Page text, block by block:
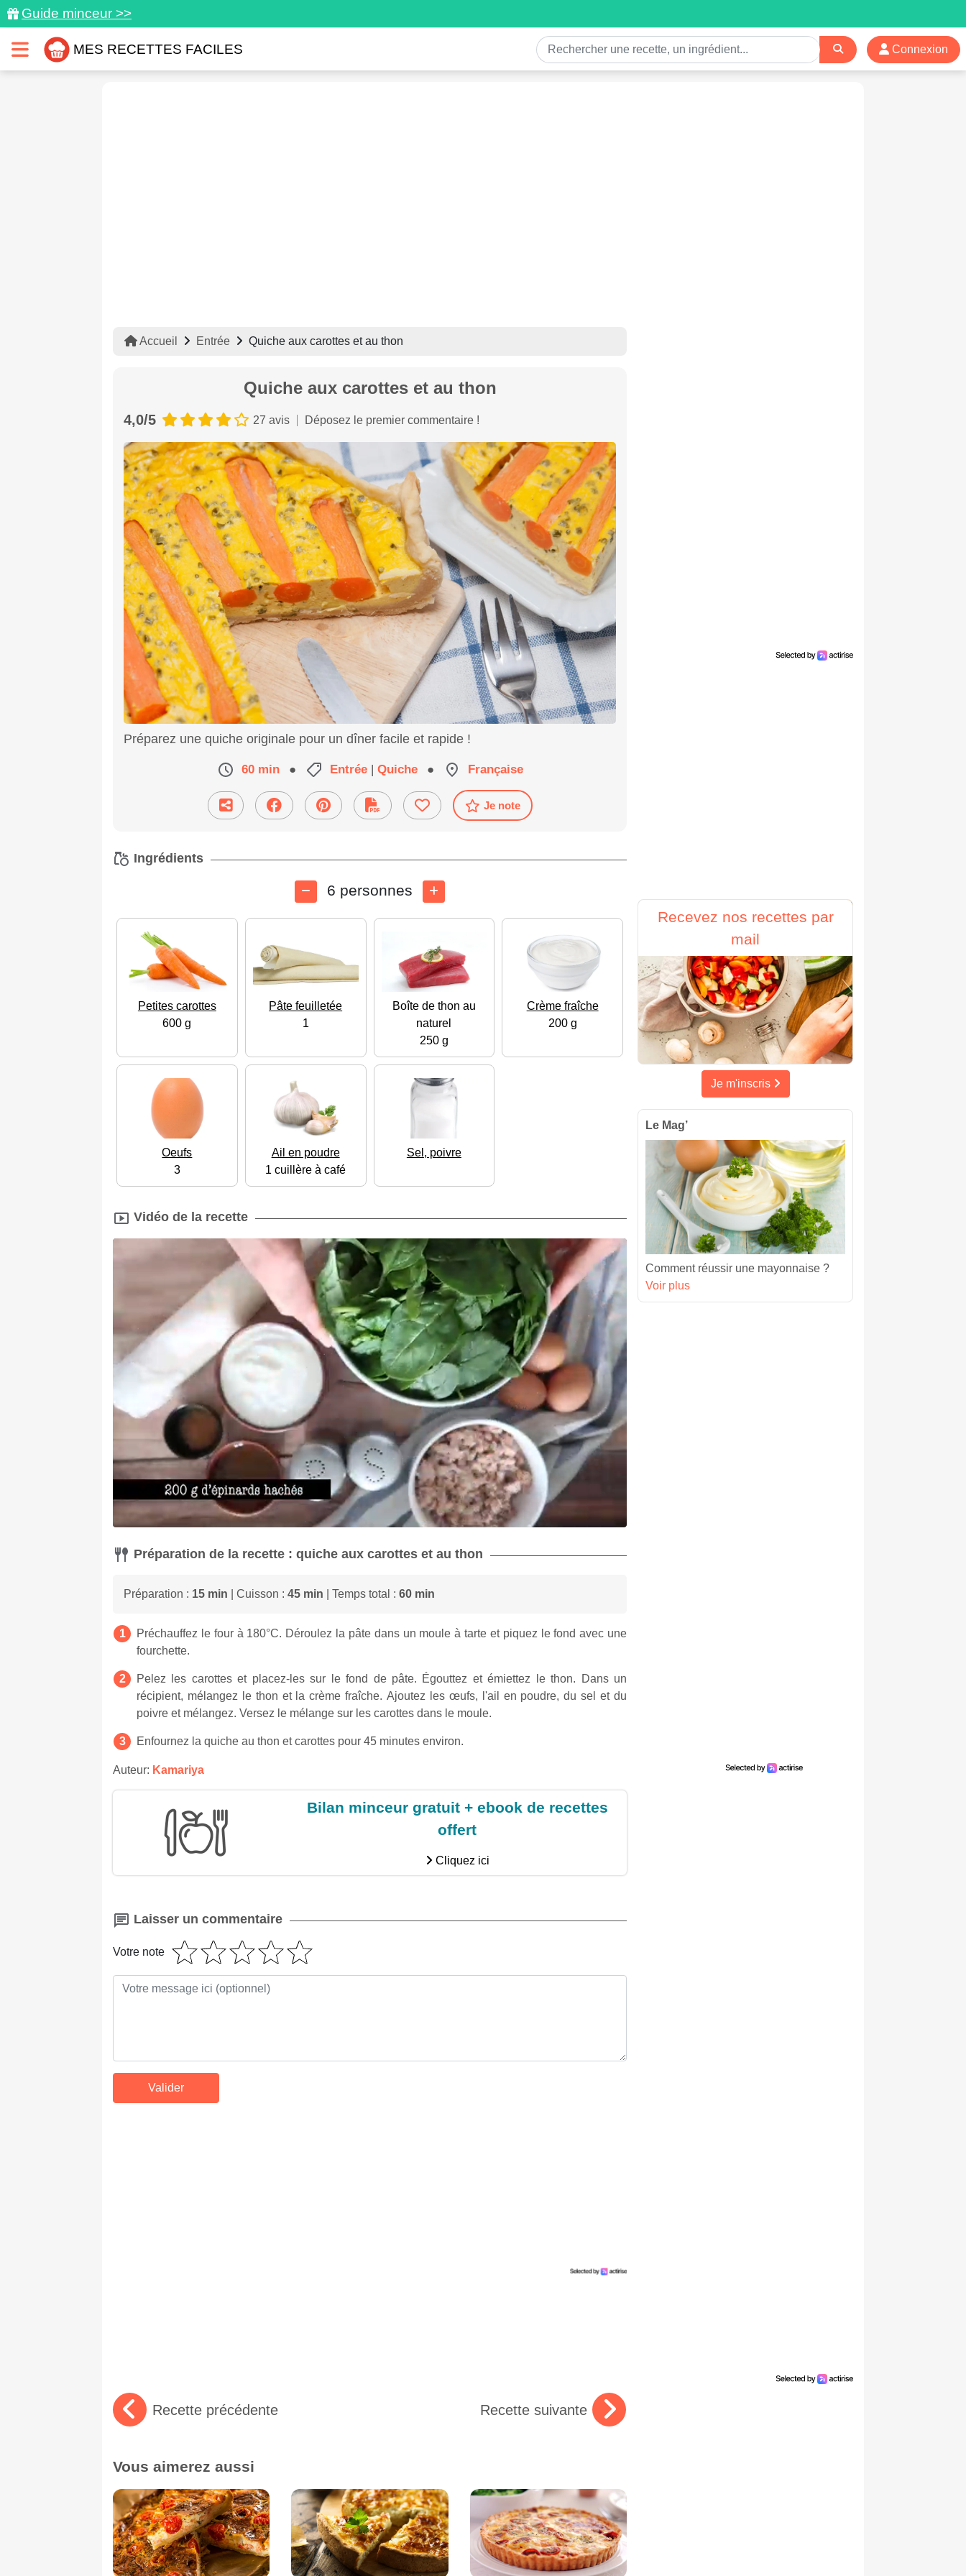
Guide minceur >>
MES RECETTES FACILES Connexion
Accueil Entrée Quiche aux carottes et au thon
Quiche aux carottes et au thon
4,0/5 27 avis Déposez le premier commentaire !
Préparez une quiche originale pour un dîner facile et rapide !
60 min ● Entrée | Quiche ● Française
Je note
Ingrédients
6 personnes
Petites carottes
600 g
Pâte feuilletée
1
Boîte de thon au
naturel
250 g
Crème fraîche
200 g
Oeufs
3
Ail en poudre
1 cuillère à café
Sel, poivre
Vidéo de la recette
Préparation de la recette : quiche aux carottes et au thon
Préparation : 15 min | Cuisson : 45 min | Temps total : 60 min
Préchauffez le four à 180°C. Déroulez la pâte dans un moule à tarte et piquez le fond avec une
fourchette.
Pelez les carottes et placez-les sur le fond de pâte. Égouttez et émiettez le thon. Dans un
récipient, mélangez le thon et la crème fraîche. Ajoutez les œufs, l'ail en poudre, du sel et du
poivre et mélangez. Versez le mélange sur les carottes dans le moule.
Enfournez la quiche au thon et carottes pour 45 minutes environ.
Auteur: Kamariya
Bilan minceur gratuit + ebook de recettes
offert
Cliquez ici
Laisser un commentaire
Votre note
Recette précédente Recette suivante
Vous aimerez aussi
Recevez nos recettes par
mail
Je m'inscris
Le Mag’
Comment réussir une mayonnaise ?
Voir plus